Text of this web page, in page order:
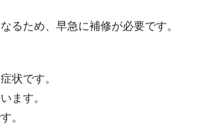
るため、早急に補修が必要です。
状です。
ます。
。